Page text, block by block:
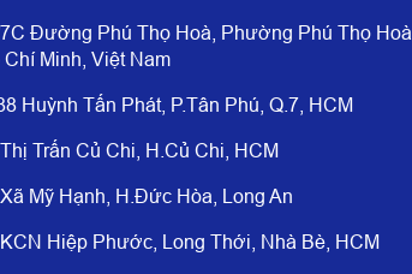
Đường Phú Thọ Hoà, Phường Phú Thọ Hoà,
Minh, Việt Nam
Huỳnh Tấn Phát, P.Tân Phú, Q.7, HCM
Trấn Củ Chi, H.Củ Chi, HCM
Mỹ Hạnh, H.Đức Hòa, Long An
Hiệp Phước, Long Thới, Nhà Bè, HCM